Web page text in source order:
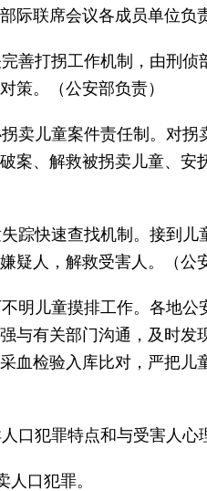
际联席会议各成员单位负
拐工作机制，由刑侦部
策。（公安部负责）
童案件责任制。对拐卖
案、解救被拐卖儿童、
速查找机制。接到儿童
疑人，解救受害人。（公
童摸排工作。各地公安
与有关部门沟通，及时
血检验入库比对，严把
罪特点和与受害人心理
口犯罪。